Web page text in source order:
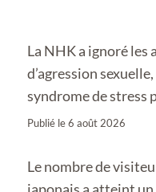
La NHK a ignoré les
d’agression
syndrome de
Publié le6 août 2026
Le nombre de
japonais a atteint